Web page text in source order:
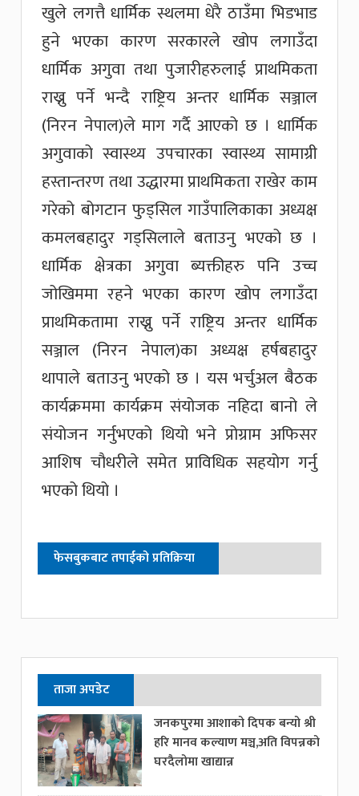
खुले लगत्तै धार्मिक स्थलमा धेरै ठाउँमा भिडभाड
हुने भएका कारण सरकारले खोप लगाउँदा
धार्मिक अगुवा तथा पुजारीहरुलाई प्राथमिकता
राख्नु पर्ने भन्दै राष्ट्रिय अन्तर धार्मिक सञ्जाल
(निरन नेपाल)ले माग गर्दै आएको छ । धार्मिक
अगुवाको स्वास्थ्य उपचारका स्वास्थ्य सामाग्री
हस्तान्तरण तथा उद्धारमा प्राथमिकता राखेर काम
गरेको बोगटान फुड्सिल गाउँपालिकाका अध्यक्ष
कमलबहादुर गड्सिलाले बताउनु भएको छ ।
धार्मिक क्षेत्रका अगुवा ब्यक्तीहरु पनि उच्च
जोखिममा रहने भएका कारण खोप लगाउँदा
प्राथमिकतामा राख्नु पर्ने राष्ट्रिय अन्तर धार्मिक
सञ्जाल (निरन नेपाल)का अध्यक्ष हर्षबहादुर
थापाले बताउनु भएको छ । यस भर्चुअल बैठक
कार्यक्रममा कार्यक्रम संयोजक नहिदा बानो ले
संयोजन गर्नुभएको थियो भने प्रोग्राम अफिसर
आशिष चौधरीले समेत प्राविधिक सहयोग गर्नु
भएको थियो ।
फेसबुकबाट तपाईको प्रतिक्रिया
ताजा अपडेट
जनकपुरमा आशाको दिपक बन्यो श्री
हरि मानव कल्याण मञ्च,अति विपन्नको
घरदैलोमा खाद्यान्न